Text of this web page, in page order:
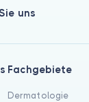
uns
Fachgebiete
Dermatologie